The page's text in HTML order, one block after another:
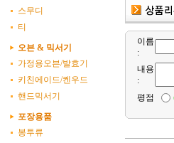
스무디
티
오븐 & 믹서기
가정용오븐/발효기
키친에이드/켄우드
핸드믹서기
포장용품
봉투류
이름
:
내용
:
평점